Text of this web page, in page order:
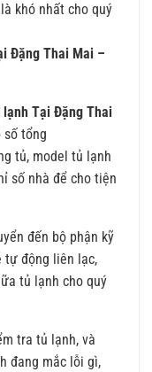
khó nhất cho quý
Đặng Thai Mai –
Tại Đặng Thai
số tổng
tủ, model tủ lạnh
số nhà để cho tiện
đến bộ phận kỹ
tự động liên lạc,
tủ lạnh cho quý
tra tủ lạnh, và
đang mắc lỗi gì,